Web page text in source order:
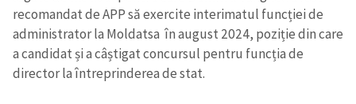
recomandat de APP să exercite interimatul funcției de
administrator la Moldatsa în august 2024, poziție din care
a candidat și a câștigat concursul pentru funcția de
director la întreprinderea de stat.